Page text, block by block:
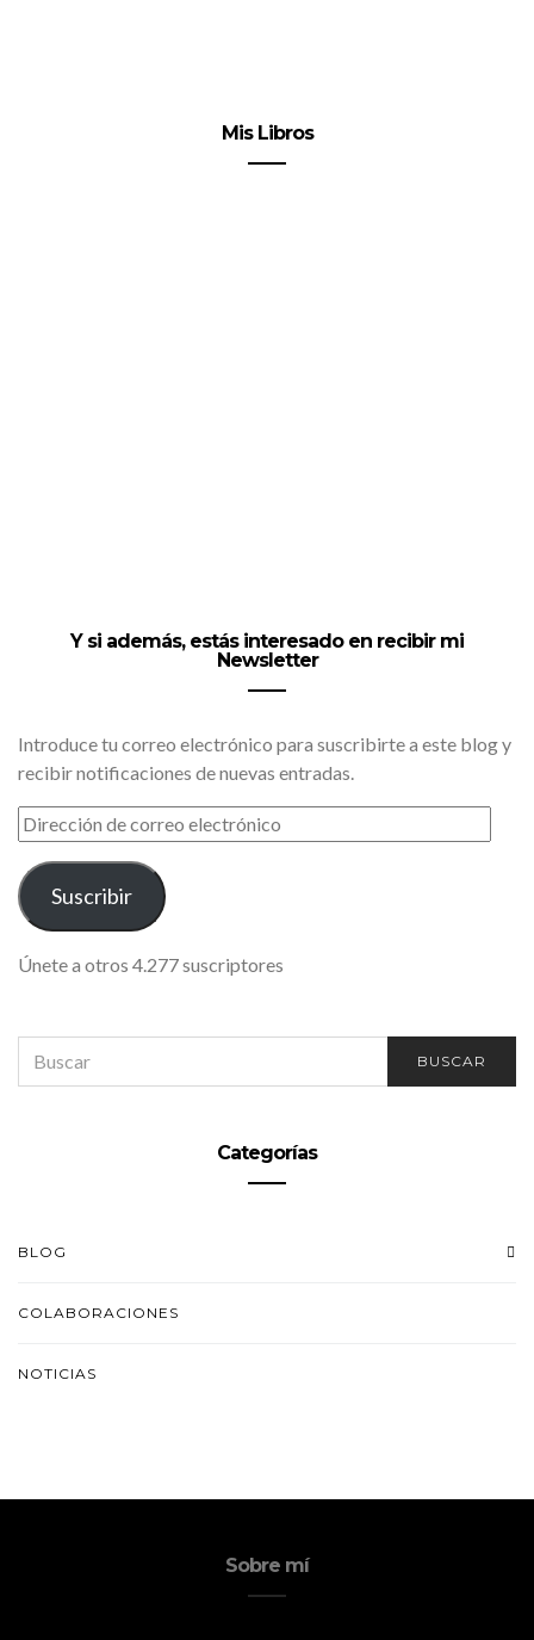
Mis Libros
Y si además, estás interesado en recibir mi
Newsletter
Introduce tu correo electrónico para suscribirte a este blog y
recibir notificaciones de nuevas entradas.
DIRECCIÓN
DE
CORREO
ELECTRÓNICO
Suscribir
Únete a otros 4.277 suscriptores
FOR:
BUSCAR
Categorías
BLOG
COLABORACIONES
NOTICIAS
Sobre mí